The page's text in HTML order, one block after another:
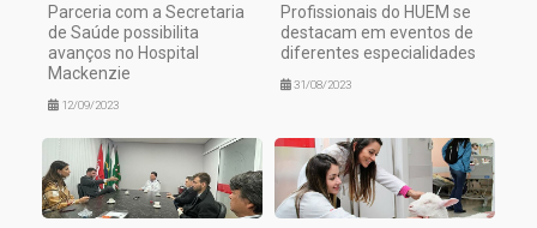
Parceria com a Secretaria
de Saúde possibilita
avanços no Hospital
Mackenzie
12/09/2023
Profissionais do HUEM se
destacam em eventos de
diferentes especialidades
31/08/2023